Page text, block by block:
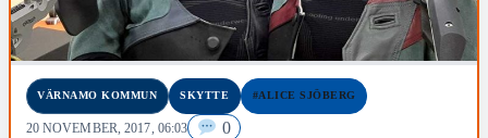
VÄRNAMO KOMMUN SKYTTE #ALICE SJÖBERG
20 NOVEMBER, 2017, 06:03 0